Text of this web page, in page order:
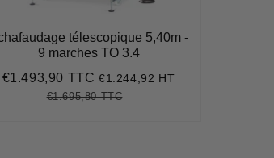
télescopique 5,40m -
9 marches TO 3.4
Prix
€1.493,90 TTC€1.493,90
€1.244,92 HT
Prix
€1.695,80 TTC€1.695,80